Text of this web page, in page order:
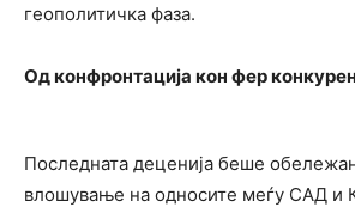
геополитичка фаза.
Од конфронтација кон фер
Последната деценија беше
влошување на односите меѓу САД и